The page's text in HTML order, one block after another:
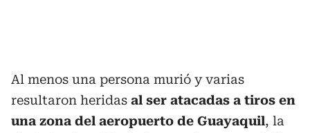
Al menos una persona murió y varias
resultaron heridas al ser atacadas a tiros en
una zona del aeropuerto de Guayaquil, la